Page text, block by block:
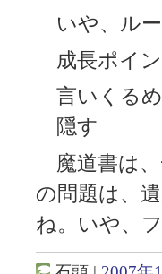
いや、ルー
成長ポイン
言いくる
隠す
魔道書は、
の問題は、
ね。いや、